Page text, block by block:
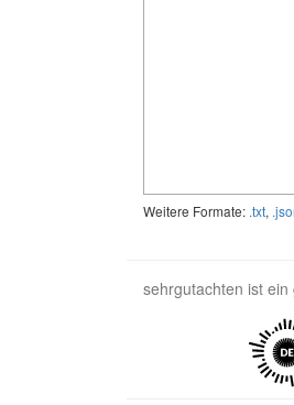
Weitere Formate: .txt,
sehrgutachten ist